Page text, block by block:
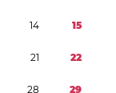
14 15
21 22
28 29